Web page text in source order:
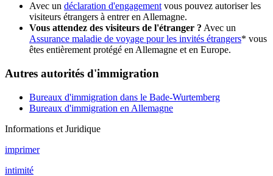
Avec un déclaration d'engagement vous pouvez autoriser les
visiteurs étrangers à entrer en Allemagne.
Vous attendez des visiteurs de l'étranger ? Avec un
Assurance maladie de voyage pour les invités étrangers* vous
êtes entièrement protégé en Allemagne et en Europe.
Autres autorités d'immigration
Bureaux d'immigration dans le Bade-Wurtemberg
Bureaux d'immigration en Allemagne
Informations et Juridique
imprimer
intimité